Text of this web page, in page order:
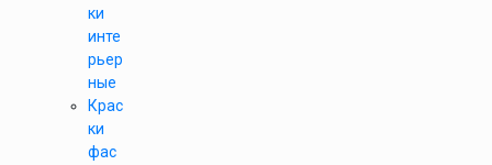
ки
инте
рьер
ные
Крас
ки
фас